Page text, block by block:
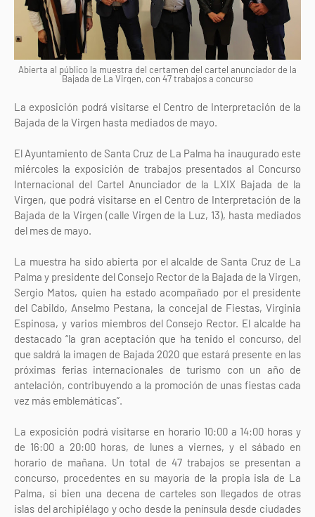
Abierta al público la muestra del certamen del cartel anunciador de la
Bajada de La Virgen, con 47 trabajos a concurso
La exposición podrá visitarse el Centro de Interpretación de la
Bajada de la Virgen hasta mediados de mayo.
El Ayuntamiento de Santa Cruz de La Palma ha inaugurado este
miércoles la exposición de trabajos presentados al Concurso
Internacional del Cartel Anunciador de la LXIX Bajada de la
Virgen, que podrá visitarse en el Centro de Interpretación de la
Bajada de la Virgen (calle Virgen de la Luz, 13), hasta mediados
del mes de mayo.
La muestra ha sido abierta por el alcalde de Santa Cruz de La
Palma y presidente del Consejo Rector de la Bajada de la Virgen,
Sergio Matos, quien ha estado acompañado por el presidente
del Cabildo, Anselmo Pestana, la concejal de Fiestas, Virginia
Espinosa, y varios miembros del Consejo Rector. El alcalde ha
destacado “la gran aceptación que ha tenido el concurso, del
que saldrá la imagen de Bajada 2020 que estará presente en las
próximas ferias internacionales de turismo con un año de
antelación, contribuyendo a la promoción de unas fiestas cada
vez más emblemáticas”.
La exposición podrá visitarse en horario 10:00 a 14:00 horas y
de 16:00 a 20:00 horas, de lunes a viernes, y el sábado en
horario de mañana. Un total de 47 trabajos se presentan a
concurso, procedentes en su mayoría de la propia isla de La
Palma, si bien una decena de carteles son llegados de otras
islas del archipiélago y ocho desde la península desde ciudades